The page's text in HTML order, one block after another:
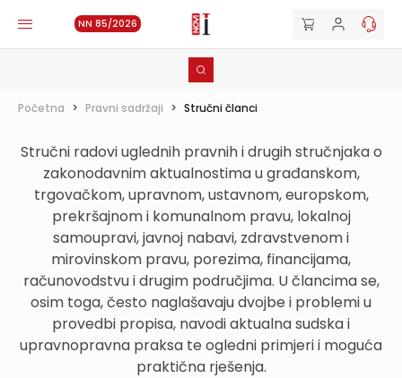
NN 85/2026
Početna > Pravni sadržaji > Stručni članci
Stručni radovi uglednih pravnih i drugih stručnjaka o
zakonodavnim aktualnostima u građanskom,
trgovačkom, upravnom, ustavnom, europskom,
prekršajnom i komunalnom pravu, lokalnoj
samoupravi, javnoj nabavi, zdravstvenom i
mirovinskom pravu, porezima, financijama,
računovodstvu i drugim područjima. U člancima se,
osim toga, često naglašavaju dvojbe i problemi u
provedbi propisa, navodi aktualna sudska i
upravnopravna praksa te ogledni primjeri i moguća
praktična rješenja.